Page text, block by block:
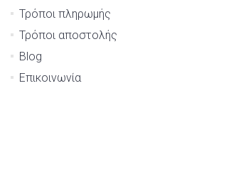
Τρόποι πληρωμής
Τρόποι αποστολής
Blog
Επικοινωνία